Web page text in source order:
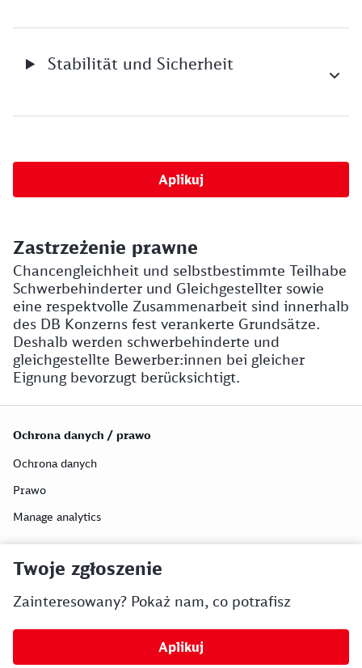
Twoje zgłoszenie
Zainteresowany? Pokaż nam, co potrafisz
Aplikuj
Stabilität und Sicherheit
Aplikuj
Zastrzeżenie prawne
Chancengleichheit und selbstbestimmte Teilhabe
Schwerbehinderter und Gleichgestellter sowie
eine respektvolle Zusammenarbeit sind innerhalb
des DB Konzerns fest verankerte Grundsätze.
Deshalb werden schwerbehinderte und
gleichgestellte Bewerber:innen bei gleicher
Eignung bevorzugt berücksichtigt.
Ochrona danych / prawo
Ochrona danych
Prawo
Manage analytics